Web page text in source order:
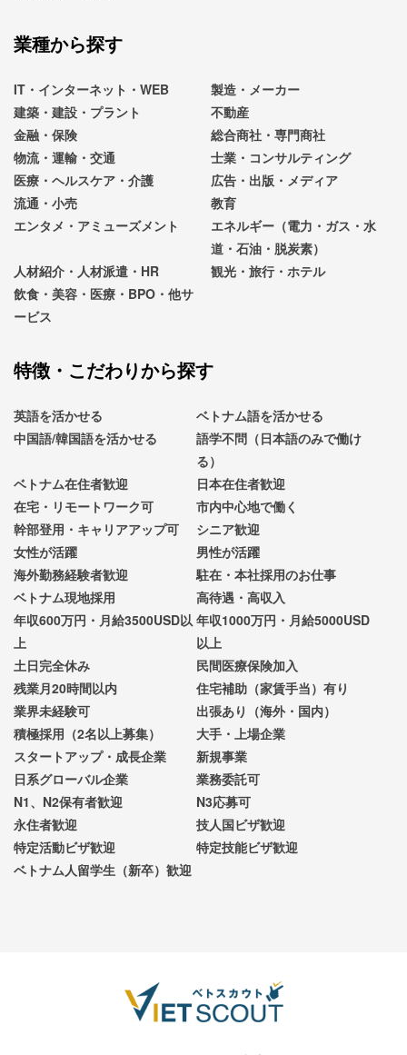
業種から探す
IT・インターネット・WEB
製造・メーカー
建築・建設・プラント
不動産
金融・保険
総合商社・専門商社
物流・運輸・交通
士業・コンサルティング
医療・ヘルスケア・介護
広告・出版・メディア
流通・小売
教育
エンタメ・アミューズメント
エネルギー（電力・ガス・水
道・石油・脱炭素）
人材紹介・人材派遣・HR
観光・旅行・ホテル
飲食・美容・医療・BPO・他サ
ービス
特徴・こだわりから探す
英語を活かせる
ベトナム語を活かせる
中国語/韓国語を活かせる
語学不問（日本語のみで働け
る）
ベトナム在住者歓迎
日本在住者歓迎
在宅・リモートワーク可
市内中心地で働く
幹部登用・キャリアアップ可
シニア歓迎
女性が活躍
男性が活躍
海外勤務経験者歓迎
駐在・本社採用のお仕事
ベトナム現地採用
高待遇・高収入
年収600万円・月給3500USD以
上
年収1000万円・月給5000USD
以上
土日完全休み
民間医療保険加入
残業月20時間以内
住宅補助（家賃手当）有り
業界未経験可
出張あり（海外・国内）
積極採用（2名以上募集）
大手・上場企業
スタートアップ・成長企業
新規事業
日系グローバル企業
業務委託可
N1、N2保有者歓迎
N3応募可
永住者歓迎
技人国ビザ歓迎
特定活動ビザ歓迎
特定技能ビザ歓迎
ベトナム人留学生（新卒）歓迎